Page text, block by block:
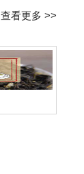
查看更多 >>